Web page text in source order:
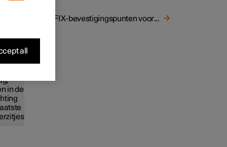
in de
links
ISOFIX-bevestigingspunten voor kinderzitjes
all